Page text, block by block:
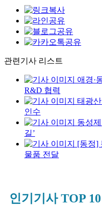
관련기사 리스트
애경·
R&D 협력
태광
인수
동성
길’
[동정]
물품 전달
인기기사 TOP 10